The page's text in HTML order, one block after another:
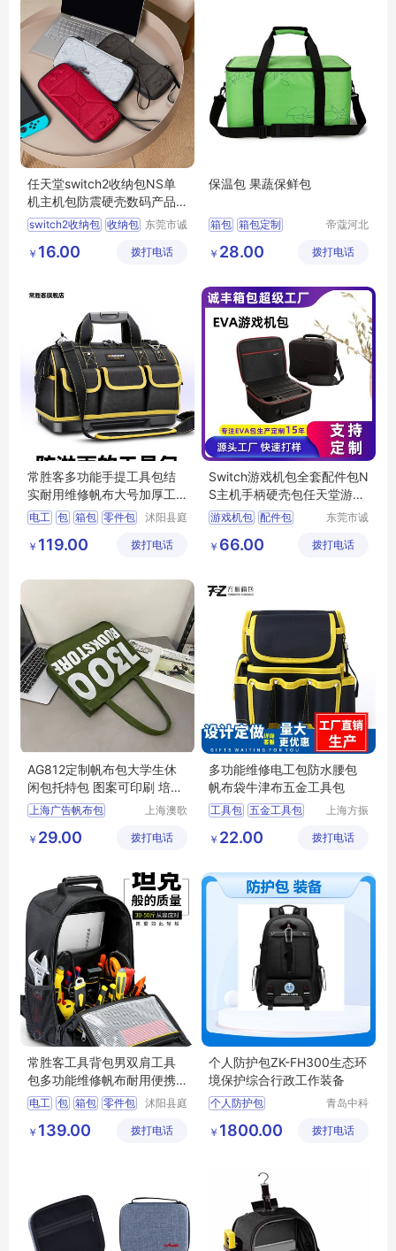
任天堂switch2收纳包NS单
机主机包防震硬壳数码产品
收纳盒eva包
switch2收纳包 收纳包 东莞市诚
限公司
￥ 16.00 拨打电话
保温包 果蔬保鲜包
箱包 箱包定制
箱包厂家
帝蔻河北
有限公司
￥ 28.00 拨打电话
常胜客多功能手提工具包结
实耐用维修帆布大号加厚工
具袋电工专用
电工 包 箱包 零件包
沭阳县庭
商务有限
￥ 119.00 拨打电话
Switch游戏机包全套配件包N
S主机手柄硬壳包任天堂游戏
机收纳盒
游戏机包 配件包
Switch收纳包
东莞市诚
限公司
￥ 66.00 拨打电话
AG812定制帆布包大学生休
闲包托特包 图案可印刷 培训
广告布包
上海广告帆布包
上海澳歌
有限公司
￥ 29.00 拨打电话
多功能维修电工包防水腰包
帆布袋牛津布五金工具包
工具包 五金工具包
上海方振
有限公司
￥ 22.00 拨打电话
常胜客工具背包男双肩工具
包多功能维修帆布耐用便携
安装电工专用
电工 包 箱包 零件包
沭阳县庭
商务有限
￥ 139.00 拨打电话
个人防护包ZK-FH300生态环
境保护综合行政工作装备
个人防护包
防护服 防护鞋
青岛中科
科技有限
￥ 1800.00 拨打电话